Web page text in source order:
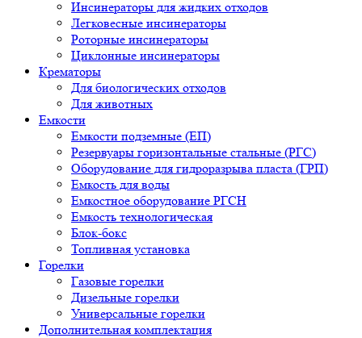
Инсинераторы для жидких отходов
Легковесные инсинераторы
Роторные инсинераторы
Циклонные инсинераторы
Крематоры
Для биологических отходов
Для животных
Емкости
Емкости подземные (ЕП)
Резервуары горизонтальные стальные (РГС)
Оборудование для гидроразрыва пласта (ГРП)
Емкость для воды
Емкостное оборудование РГСН
Емкость технологическая
Блок-бокс
Топливная установка
Горелки
Газовые горелки
Дизельные горелки
Универсальные горелки
Дополнительная комплектация